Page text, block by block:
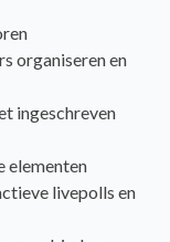
organiseren en
ingeschreven
elementen
livepolls en